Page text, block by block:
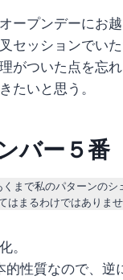
ープンデーにお
セッションでい
がついた点を忘
たいと思う。
バー５番
まで私のパターンのシ
はまるわけではありませ
。
的性質なので、逆